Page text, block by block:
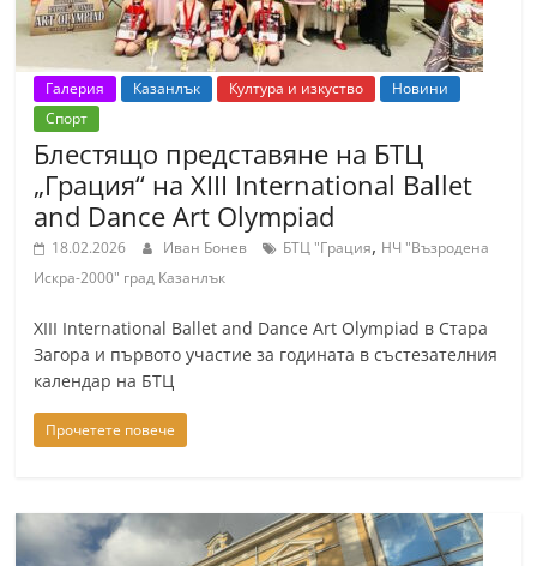
l
l
e
y
k
a
z
n
l
a
k
c
Галерия Казанлък Култура и изкуство
Новини
Спорт
Блестящо представяне на БТЦ
„Грация“ на XIII International Ballet
and Dance Art Olympiad
18.02.2026 Иван Бонев БТЦ "Грация, НЧ "Възродена
Искра-2000" град Казанлък
XIII International Ballet and Dance Art Olympiad в Стара
Загора и първото участие за годината в състезателния
календар на БТЦ
Прочетете повече